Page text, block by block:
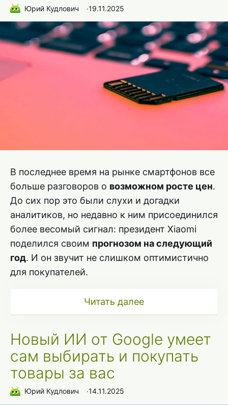
Юрий Кудлович ∙19.11.2025
В последнее время на рынке смартфонов все
больше разговоров о возможном росте цен.
До сих пор это были слухи и догадки
аналитиков, но недавно к ним присоединился
более весомый сигнал: президент Xiaomi
поделился своим прогнозом на следующий
год. И он звучит не слишком оптимистично
для покупателей.
Читать далее
Новый ИИ от Google умеет
сам выбирать и покупать
товары за вас
Юрий Кудлович ∙14.11.2025